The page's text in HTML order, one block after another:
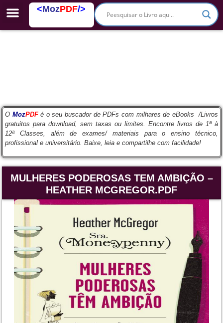
<MozPDF/>
O MozPDF é o seu buscador de PDFs com milhares de eBooks /Livros
gratuitos para download, sem taxas ou limites. Encontre livros de 1ª à
12ª Classes, além de exames/ materiais para o ensino técnico,
profissional e universitário. Baixe, leia e compartilhe com facilidade!
MULHERES PODEROSAS TEM AMBIÇÃO –
HEATHER MCGREGOR.PDF